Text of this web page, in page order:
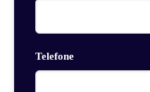
Telefone